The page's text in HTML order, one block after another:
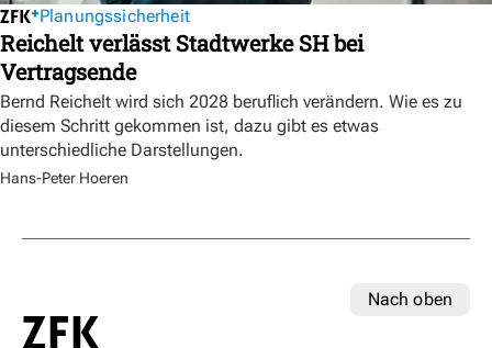
Planungssicherheit
Reichelt verlässt Stadtwerke SH bei
Vertragsende
Bernd Reichelt wird sich 2028 beruflich verändern. Wie es zu
diesem Schritt gekommen ist, dazu gibt es etwas
unterschiedliche Darstellungen.
Hans-Peter Hoeren
Nach oben